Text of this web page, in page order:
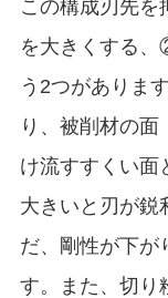
この構成刃先
を大きくする
う2つがありま
り、被削材の
け流すすくい面
大きいと刃が鋭
だ、剛性が下が
す。また、切り